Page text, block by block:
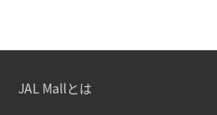
JAL Mallとは